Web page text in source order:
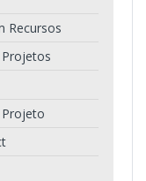
Recursos